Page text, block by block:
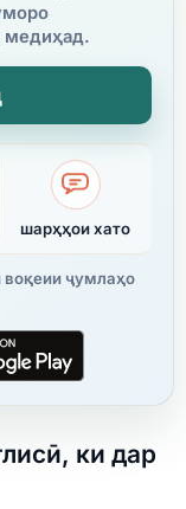
медиҳад.
шарҳҳои хато
ҷумлаҳо
ки дар